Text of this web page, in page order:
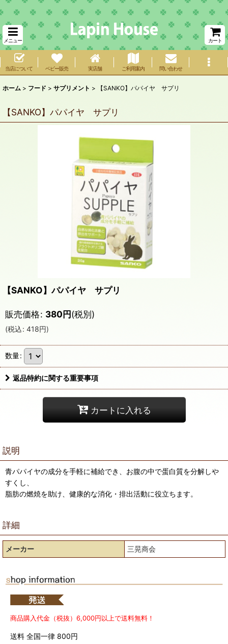
メニュー カート
当店について ベビー販売 実店舗 ご利用案内 問い合わせ
ホーム > フード > サプリメント > 【SANKO】パパイヤ サプリ
【SANKO】パパイヤ サプリ
【SANKO】パパイヤ サプリ
販売価格: 380円(税別)
(税込: 418円)
数量:
返品特約に関する重要事項
カートに入れる
説明
青パパイヤの成分を手軽に補給でき、お腹の中で蛋白質を分解しや
すくし、
脂肪の燃焼を助け、健康的な消化・排出活動に役立ちます。
詳細
メーカー 三晃商会
商品購入代金（税抜）6,000円以上で送料無料！
送料 全国一律 800円